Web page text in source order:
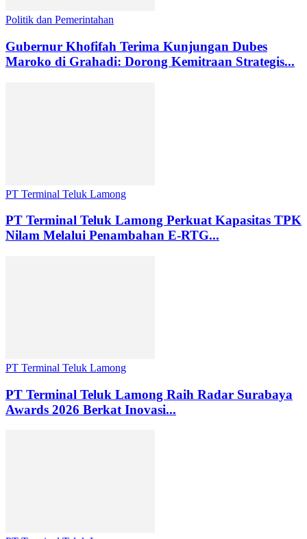
Politik dan Pemerintahan
Gubernur Khofifah Terima Kunjungan Dubes
Maroko di Grahadi: Dorong Kemitraan Strategis...
PT Terminal Teluk Lamong
PT Terminal Teluk Lamong Perkuat Kapasitas TPK
Nilam Melalui Penambahan E-RTG...
PT Terminal Teluk Lamong
PT Terminal Teluk Lamong Raih Radar Surabaya
Awards 2026 Berkat Inovasi...